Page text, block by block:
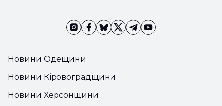
Новини Одещини
Новини Кіровоградщини
Новини Херсонщини